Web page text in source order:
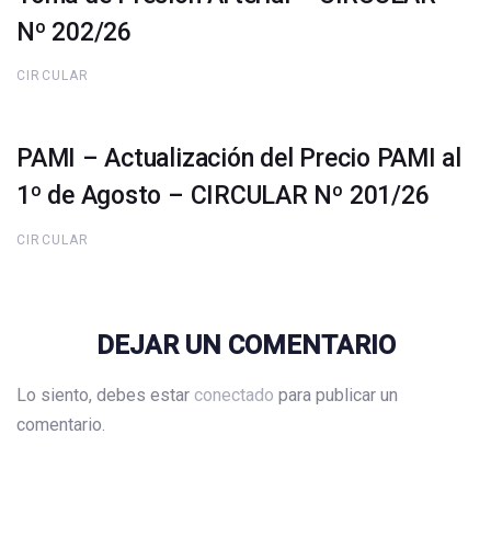
Nº 202/26
CIRCULAR
PAMI – Actualización del Precio PAMI al
1º de Agosto – CIRCULAR Nº 201/26
CIRCULAR
DEJAR UN COMENTARIO
Lo siento, debes estar conectado para publicar un
comentario.